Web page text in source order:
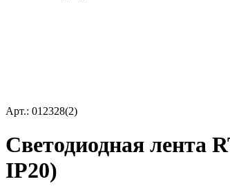
Арт.: 012328(2)
Светодиодная лента
IP20)